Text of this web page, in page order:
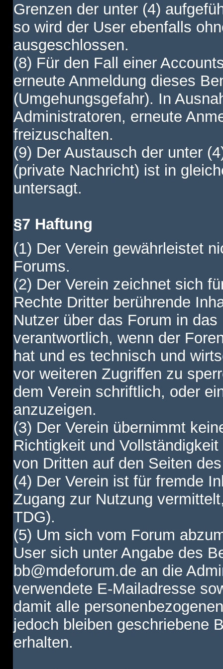
Grenzen der unter (4)
so wird der User ebenfalls
ausgeschlossen.
(8) Für den Fall einer
erneute Anmeldung dieses
(Umgehungsgefahr). In
Administratoren, erneute
freizuschalten.
(9) Der Austausch der unter
(private Nachricht) ist in
untersagt.
§7 Haftung
(1) Der Verein gewährleistet
Forums.
(2) Der Verein zeichnet sich
Rechte Dritter berührende
Nutzer über das Forum in
verantwortlich, wenn der
hat und es technisch und
vor weiteren Zugriffen zu
dem Verein schriftlich, oder
anzuzeigen.
(3) Der Verein übernimmt
Richtigkeit und
von Dritten auf den Seiten
(4) Der Verein ist für fremde
Zugang zur Nutzung
TDG).
(5) Um sich vom Forum
User sich unter Angabe des
bb@mdeforum.de an die
verwendete E-Mailadresse
damit alle
jedoch bleiben geschriebene
erhalten.